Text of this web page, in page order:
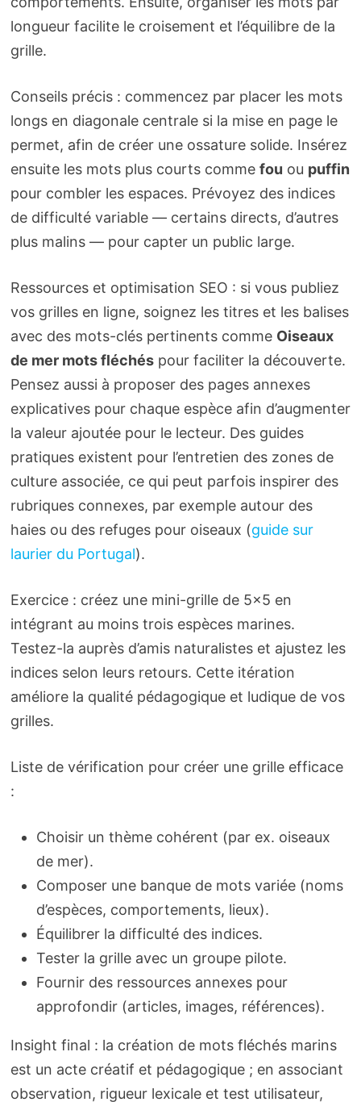
longueur facilite le croisement et l’équilibre de la
grille.
Conseils précis : commencez par placer les mots
longs en diagonale centrale si la mise en page le
permet, afin de créer une ossature solide. Insérez
ensuite les mots plus courts comme fou ou puffin
pour combler les espaces. Prévoyez des indices
de difficulté variable — certains directs, d’autres
plus malins — pour capter un public large.
Ressources et optimisation SEO : si vous publiez
vos grilles en ligne, soignez les titres et les balises
avec des mots-clés pertinents comme Oiseaux
de mer mots fléchéspour faciliter la découverte.
Pensez aussi à proposer des pages annexes
explicatives pour chaque espèce afin d’augmenter
la valeur ajoutée pour le lecteur. Des guides
pratiques existent pour l’entretien des zones de
culture associée, ce qui peut parfois inspirer des
rubriques connexes, par exemple autour des
haies ou des refuges pour oiseaux (guide sur
laurier du Portugal).
Exercice : créez une mini-grille de 5×5 en
intégrant au moins trois espèces marines.
Testez-la auprès d’amis naturalistes et ajustez les
indices selon leurs retours. Cette itération
améliore la qualité pédagogique et ludique de vos
grilles.
Liste de vérification pour créer une grille efficace
:
Choisir un thème cohérent (par ex. oiseaux
de mer).
Composer une banque de mots variée (noms
d’espèces, comportements, lieux).
Équilibrer la difficulté des indices.
Tester la grille avec un groupe pilote.
Fournir des ressources annexes pour
approfondir (articles, images, références).
Insight final : la création de mots fléchés marins
est un acte créatif et pédagogique ; en associant
observation, rigueur lexicale et test utilisateur,